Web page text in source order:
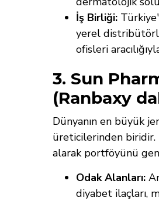
İş Birliği:
yerel
ofisleri
3. Sun
(Ranbaxy
Dünyanın en büyük
üreticilerinden biridir.
alarak portföyünü
Odak Alanları:
diyabet ilaçları,